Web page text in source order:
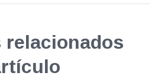
relacionados